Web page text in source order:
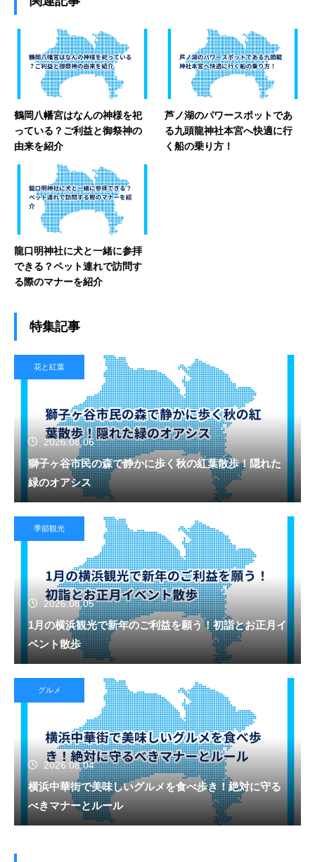
鶴岡八幡宮はなんの神様を祀
っている？ご利益と御祭神の
由来を紹介
芦ノ湖のパワースポットであ
る九頭龍神社本宮へ快適に行
く船の乗り方！
龍口明神社に犬と一緒に参拝
できる？ペット連れで訪問す
る際のマナーを紹介
特集記事
花と紅葉
2026.08.06
獅子ヶ谷市民の森で静かに歩く秋の紅葉散歩！隠れた
緑のオアシス
季節観光
2026.08.05
1月の横浜観光で新年のご利益を願う！初詣とお正月イ
ベント散歩
グルメ
2026.08.04
横浜中華街で美味しいグルメを食べ歩き！絶対に守る
べきマナーとルール